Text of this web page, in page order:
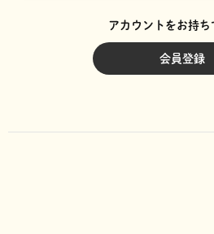
アカウントをお持ち
会員登録